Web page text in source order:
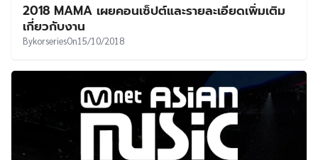
2018 MAMA เผยคอนเซ็ปต์และรายละเอียดเพิ่มเติม
เกี่ยวกับงาน
BykorseriesOn15/10/2018